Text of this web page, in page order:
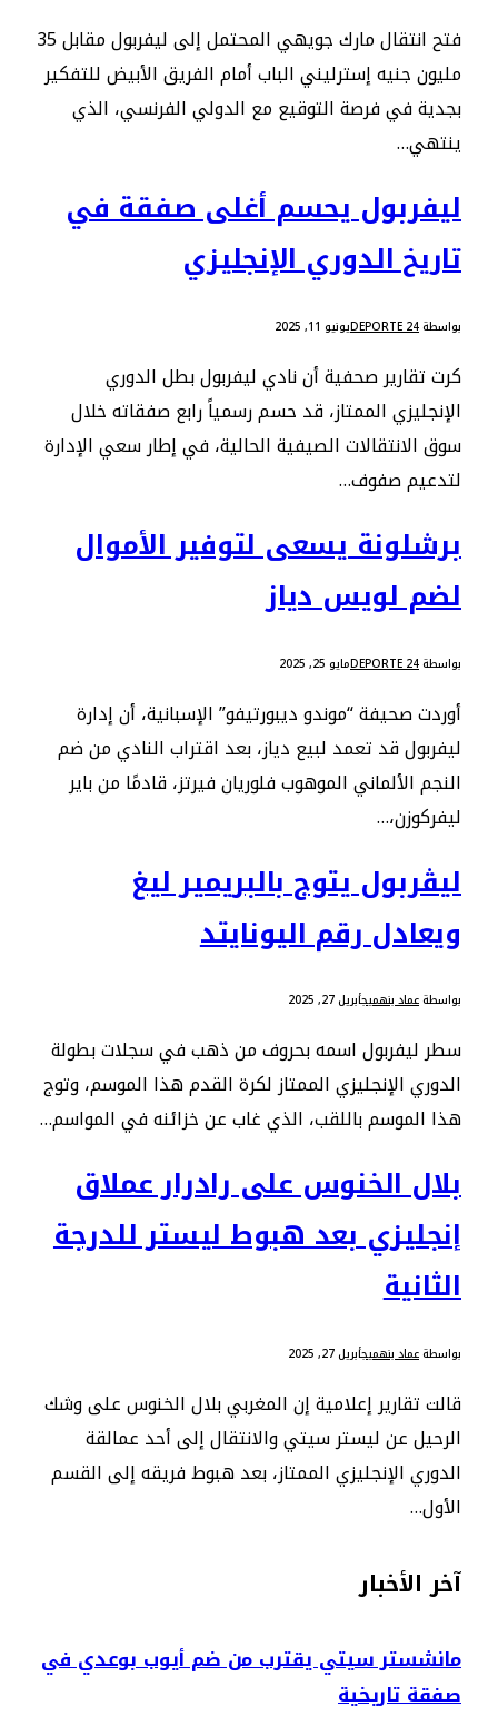
فتح انتقال مارك جويهي المحتمل إلى ليفربول مقابل 35
مليون جنيه إسترليني الباب أمام الفريق الأبيض للتفكير
بجدية في فرصة التوقيع مع الدولي الفرنسي، الذي
ينتهي…
ليفربول يحسم أغلى صفقة في
تاريخ الدوري الإنجليزي
بواسطةDEPORTE 24يونيو 11, 2025
كرت تقارير صحفية أن نادي ليفربول بطل الدوري
الإنجليزي الممتاز، قد حسم رسمياً رابع صفقاته خلال
سوق الانتقالات الصيفية الحالية، في إطار سعي الإدارة
لتدعيم صفوف…
برشلونة يسعى لتوفير الأموال
لضم لويس دياز
بواسطةDEPORTE 24مايو 25, 2025
أوردت صحيفة “موندو ديبورتيفو” الإسبانية، أن إدارة
ليفربول قد تعمد لبيع دياز، بعد اقتراب النادي من ضم
النجم الألماني الموهوب فلوريان فيرتز، قادمًا من باير
ليفركوزن،…
ليڤربول يتوج بالبريمير ليغ
ويعادل رقم اليونايتد
بواسطةعماد بنهميجأبريل 27, 2025
سطر ليفربول اسمه بحروف من ذهب في سجلات بطولة
الدوري الإنجليزي الممتاز لكرة القدم هذا الموسم، وتوج
هذا الموسم باللقب، الذي غاب عن خزائنه في المواسم…
بلال الخنوس على رادرار عملاق
إنجليزي بعد هبوط ليستر للدرجة
الثانية
بواسطةعماد بنهميجأبريل 27, 2025
قالت تقارير إعلامية إن المغربي بلال الخنوس على وشك
الرحيل عن ليستر سيتي والانتقال إلى أحد عمالقة
الدوري الإنجليزي الممتاز، بعد هبوط فريقه إلى القسم
الأول…
آخر الأخبار
مانشستر سيتي يقترب من ضم أيوب بوعدي في
صفقة تاريخية